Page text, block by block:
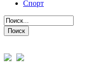
Спорт